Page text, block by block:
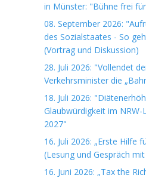
in Münster: "Bühne frei
08. September 2026:
des Sozialstaates - So
(Vortrag und Diskussion)
28. Juli 2026: "Vollendet
Verkehrsminister die
18. Juli 2026:
Glaubwürdigkeit im
2027"
16. Juli 2026: „Erste Hilfe
(Lesung und Gespräch
16. Juni 2026: „Tax the